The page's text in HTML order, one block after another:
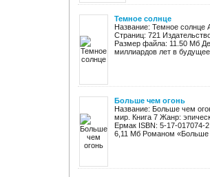
Темное солнце
Название: Темное солнце
Страниц: 721
Размер файла: 11.50 Мб
миллиардов лет в
Больше чем огонь
Название: Больше чем
мир. Книга 7 Жанр:
Ермак ISBN: 5-17-017074-
6,11 Мб Романом «Больше